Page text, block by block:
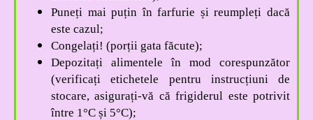
Puneți mai puțin în farfurie și reumpleți dacă
este cazul;
Congelați! (porții gata făcute);
Depozitați alimentele în mod corespunzător
(verificați etichetele pentru instrucțiuni de
stocare, asigurați-vă că frigiderul este potrivit
între 1°C și 5°C);